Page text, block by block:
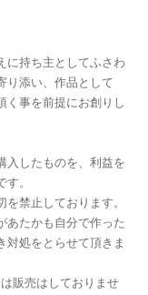
に持ち主としてふさわ
り添い、作品として
く事を前提にお創りし
入したものを、利益を
。
禁止しております。
あたかも自分で作った
対処をとらせて頂きま
販売はしておりませ